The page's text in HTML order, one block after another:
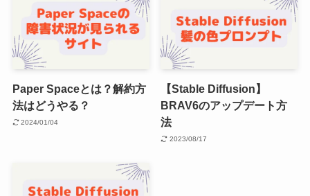
Paper Spaceとは？解約方
法はどうやる？
2024/01/04
【Stable Diffusion】
BRAV6のアップデート方
法
2023/08/17